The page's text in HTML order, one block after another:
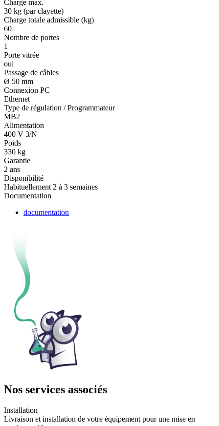
Charge max.
30 kg (par clayette)
Charge totale admissible (kg)
60
Nombre de portes
1
Porte vitrée
oui
Passage de câbles
Ø 50 mm
Connexion PC
Ethernet
Type de régulation / Programmateur
MB2
Alimentation
400 V 3/N
Poids
330 kg
Garantie
2 ans
Disponibilité
Habituellement 2 à 3 semaines
Documentation
documentation
Nos services associés
Installation
Livraison et installation de votre équipement pour une mise en